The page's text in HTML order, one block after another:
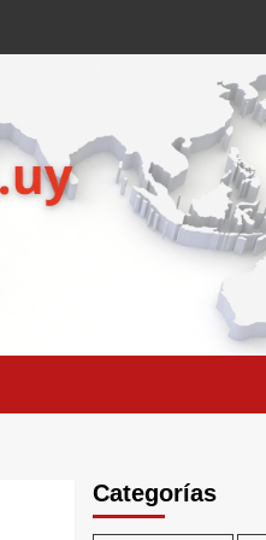
Categorías